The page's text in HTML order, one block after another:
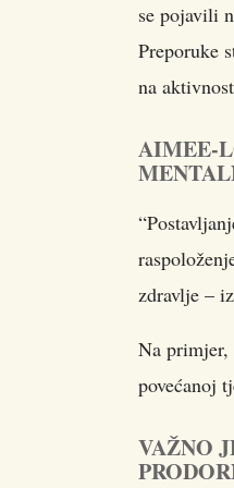
se pojavili
Preporuke
na
AIMEE-
zdravlje –
Na primjer,
povećanoj
VAŽNO